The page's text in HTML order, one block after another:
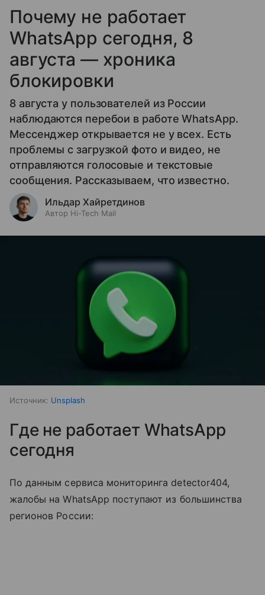
Почему не работает
WhatsApp сегодня, 8
августа — хроника
блокировки
8 августа у пользователей из России
наблюдаются перебои в работе WhatsApp.
Мессенджер открывается не у всех. Есть
проблемы с загрузкой фото и видео, не
отправляются голосовые и текстовые
сообщения. Рассказываем, что известно.
Ильдар Хайретдинов
Автор Hi-Tech Mail
Источник: Unsplash
Где не работает WhatsApp
сегодня
По данным сервиса мониторинга detector404,
жалобы на WhatsApp поступают из большинства
регионов России: